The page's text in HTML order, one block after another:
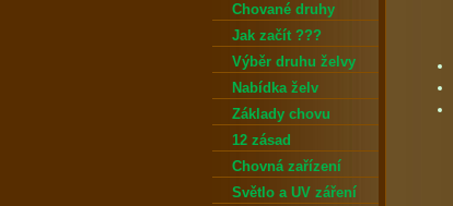
Chované druhy
Jak začít ???
Výběr druhu želvy
Nabídka želv
Základy chovu
12 zásad
Chovná zařízení
Světlo a UV záření